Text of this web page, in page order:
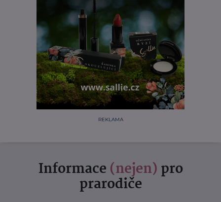
REKLAMA
Informace (nejen) pro
prarodiče